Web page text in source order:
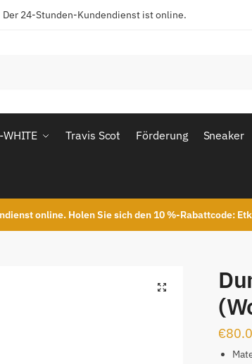
Der 24-Stunden-Kundendienst ist online.
WHITE Travis Scot Förderung Sneaker
online. Holen Sie sich den 10 %-Rabattcode:
€